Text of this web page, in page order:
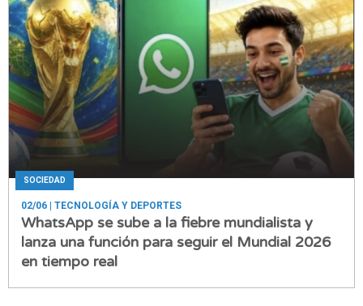
SOCIEDAD
02/06 | TECNOLOGÍA Y DEPORTES
WhatsApp se sube a la fiebre mundialista y
lanza una función para seguir el Mundial 2026
en tiempo real